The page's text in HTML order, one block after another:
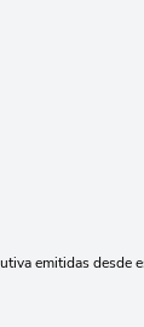
emitidas desde